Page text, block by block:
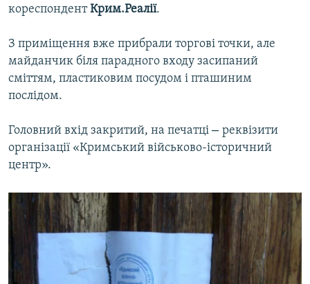
Усі сайти RFE/RL
кореспондентКрим.Реалії.
З приміщення вже прибрали торгові точки, але
майданчик біля парадного входу засипаний
сміттям, пластиковим посудом і пташиним
послідом.
Головний вхід закритий, на печатці – реквізити
організації «Кримський військово-історичний
центр».